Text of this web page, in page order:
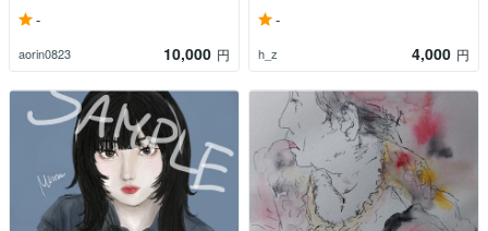
-
aorin0823 10,000 円
-
h_z 4,000 円